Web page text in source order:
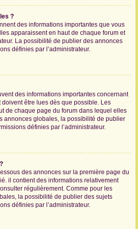
?
des informations importantes que vous
apparaissent en haut de chaque forum et
La possibilité de publier des annonces
définies par l’administrateur.
des informations importantes concernant
doivent être lues dès que possible. Les
de chaque page du forum dans lequel elles
annonces globales, la possibilité de publier
définies par l’administrateur.
des annonces sur la première page du
il contient des informations relativement
régulièrement. Comme pour les
la possibilité de publier des sujets
définies par l’administrateur.